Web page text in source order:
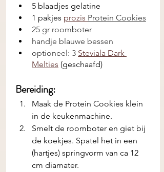
5 blaadjes gelatine
1 pakjes prozis Protein Cookies
25 gr roomboter
handje blauwe bessen
optioneel: 3 Steviala Dark
Melties (geschaafd)
Bereiding:
Maak de Protein Cookies klein
in de keukenmachine.
Smelt de roomboter en giet bij
de koekjes. Spatel het in een
(hartjes) springvorm van ca 12
cm diamater.